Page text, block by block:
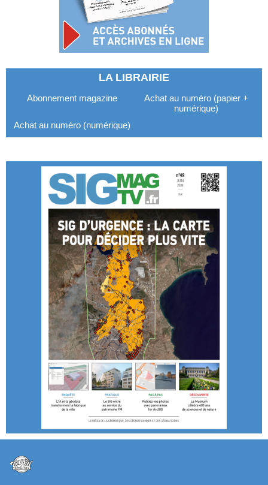
LA LIBRAIRIE
Abonnement magazine
Achat au numéro (papier +
numérique)
Achat au numéro (numérique)